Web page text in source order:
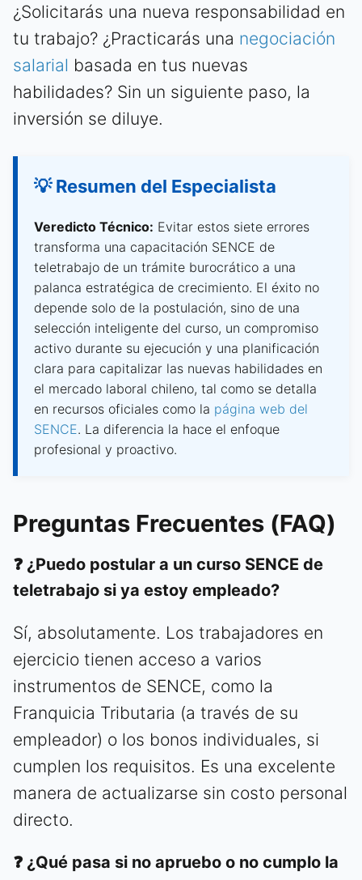
¿Solicitarás una nueva responsabilidad en
tu trabajo? ¿Practicarás una negociación
salarial basada en tus nuevas
habilidades? Sin un siguiente paso, la
inversión se diluye.
💡 Resumen del Especialista
Veredicto Técnico: Evitar estos siete errores
transforma una capacitación SENCE de
teletrabajo de un trámite burocrático a una
palanca estratégica de crecimiento. El éxito no
depende solo de la postulación, sino de una
selección inteligente del curso, un compromiso
activo durante su ejecución y una planificación
clara para capitalizar las nuevas habilidades en
el mercado laboral chileno, tal como se detalla
en recursos oficiales como la página web del
SENCE. La diferencia la hace el enfoque
profesional y proactivo.
Preguntas Frecuentes (FAQ)
❓ ¿Puedo postular a un curso SENCE de
teletrabajo si ya estoy empleado?
Sí, absolutamente. Los trabajadores en
ejercicio tienen acceso a varios
instrumentos de SENCE, como la
Franquicia Tributaria (a través de su
empleador) o los bonos individuales, si
cumplen los requisitos. Es una excelente
manera de actualizarse sin costo personal
directo.
❓ ¿Qué pasa si no apruebo o no cumplo la